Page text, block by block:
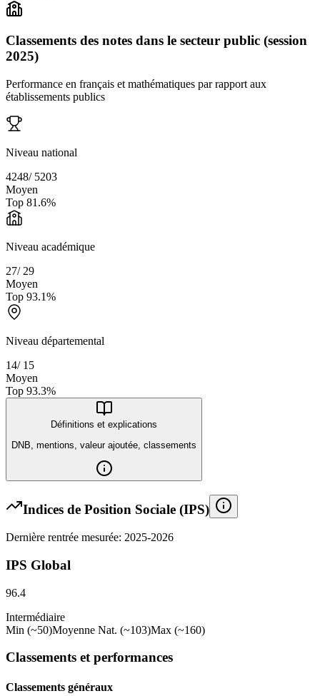
Classements des notes dans le secteur public (session
2025)
Performance en français et mathématiques par rapport aux
établissements publics
Niveau national
4248/ 5203
Moyen
Top 81.6%
Niveau académique
27/ 29
Moyen
Top 93.1%
Niveau départemental
14/ 15
Moyen
Top 93.3%
Définitions et explications
DNB, mentions, valeur ajoutée, classements
Indices de Position Sociale (IPS)
Dernière rentrée mesurée: 2025-2026
IPS Global
96.4
Intermédiaire
Min (~50)Moyenne Nat. (~103)Max (~160)
Classements et performances
Classements généraux